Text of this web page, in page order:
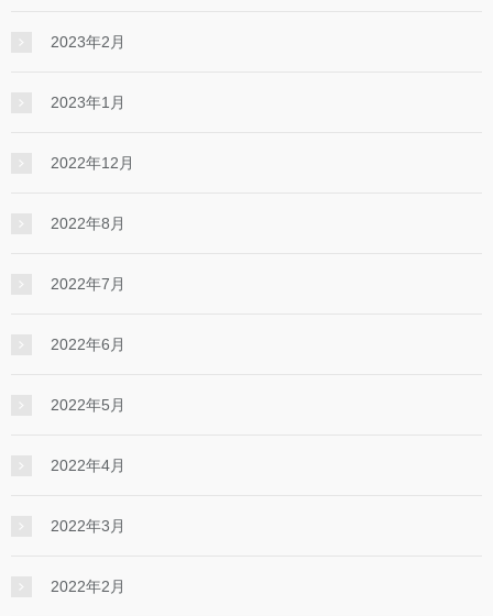
2023年2月
2023年1月
2022年12月
2022年8月
2022年7月
2022年6月
2022年5月
2022年4月
2022年3月
2022年2月